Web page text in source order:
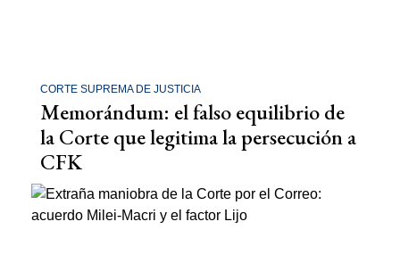
CORTE SUPREMA DE JUSTICIA
Memorándum: el falso equilibrio de
la Corte que legitima la persecución a
CFK